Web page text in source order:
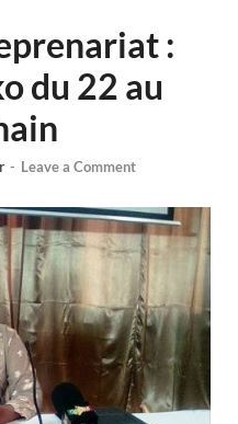
:
du 22 au
- Leave a Comment